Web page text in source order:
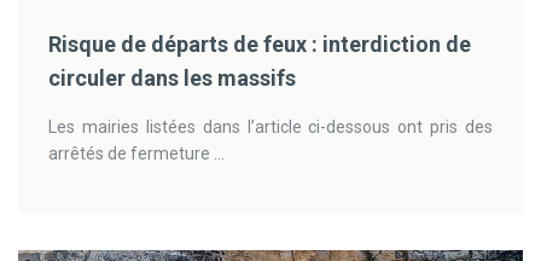
Risque de départs de feux : interdiction de
circuler dans les massifs
Les mairies listées dans l’article ci-dessous ont pris des
arrêtés de fermeture ...